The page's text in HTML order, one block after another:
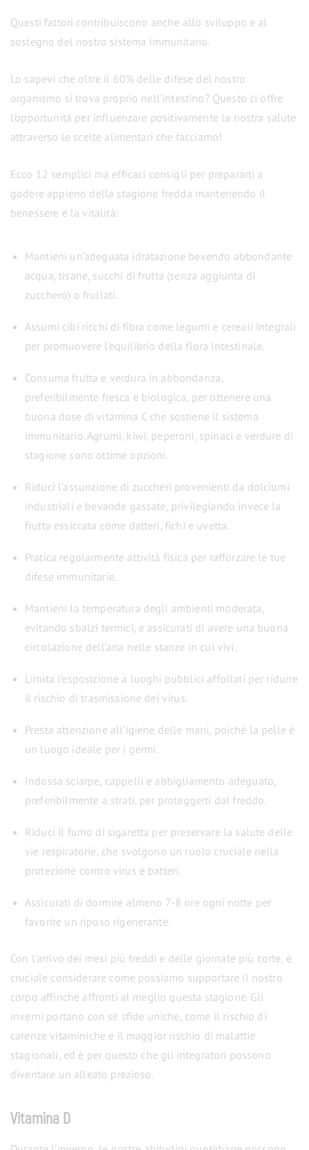
Questi fattori contribuiscono anche allo sviluppo e al
sostegno del nostro sistema immunitario.
Lo sapevi che oltre il 60% delle difese del nostro
organismo si trova proprio nell’intestino? Questo ci offre
l’opportunità per influenzare positivamente la nostra salute
attraverso le scelte alimentari che facciamo!
Ecco 12 semplici ma efficaci consigli per prepararti a
godere appieno della stagione fredda mantenendo il
benessere e la vitalità:
Mantieni un’adeguata idratazione bevendo abbondante
acqua, tisane, succhi di frutta (senza aggiunta di
zucchero) o frullati.
Assumi cibi ricchi di fibra come legumi e cereali integrali
per promuovere l’equilibrio della flora intestinale.
Consuma frutta e verdura in abbondanza,
preferibilmente fresca e biologica, per ottenere una
buona dose di vitamina C che sostiene il sistema
immunitario. Agrumi, kiwi, peperoni, spinaci e verdure di
stagione sono ottime opzioni.
Riduci l’assunzione di zuccheri provenienti da dolciumi
industriali e bevande gassate, privilegiando invece la
frutta essiccata come datteri, fichi e uvetta.
Pratica regolarmente attività fisica per rafforzare le tue
difese immunitarie.
Mantieni la temperatura degli ambienti moderata,
evitando sbalzi termici, e assicurati di avere una buona
circolazione dell’aria nelle stanze in cui vivi.
Limita l’esposizione a luoghi pubblici affollati per ridurre
il rischio di trasmissione dei virus.
Presta attenzione all’igiene delle mani, poiché la pelle è
un luogo ideale per i germi.
Indossa sciarpe, cappelli e abbigliamento adeguato,
preferibilmente a strati, per proteggerti dal freddo.
Riduci il fumo di sigaretta per preservare la salute delle
vie respiratorie, che svolgono un ruolo cruciale nella
protezione contro virus e batteri.
Assicurati di dormire almeno 7-8 ore ogni notte per
favorire un riposo rigenerante.
Con l’arrivo dei mesi più freddi e delle giornate più corte, è
cruciale considerare come possiamo supportare il nostro
corpo affinché affronti al meglio questa stagione. Gli
inverni portano con sé sfide uniche, come il rischio di
carenze vitaminiche e il maggior rischio di malattie
stagionali, ed è per questo che gli integratori possono
diventare un alleato prezioso.
Vitamina D